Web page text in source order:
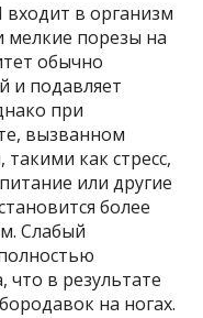
в организм
порезы на
обычно
и подавляет
при
вызванном
как стресс,
или другие
более
Слабый
что в результате
на ногах.